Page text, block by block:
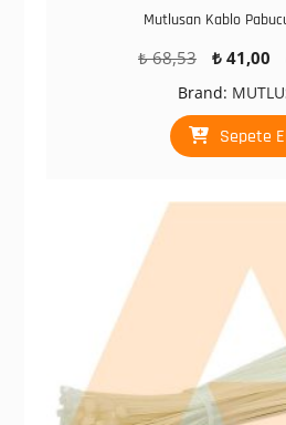
Mutlusan Kablo
₺68,53
Orijinal
fiyat:
₺ 68,53.
₺41,00
Brand:
Sepete